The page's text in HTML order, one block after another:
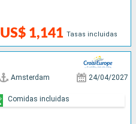
US$ 1,141 Tasas incluidas
Amsterdam 24/04/2027
Comidas incluidas